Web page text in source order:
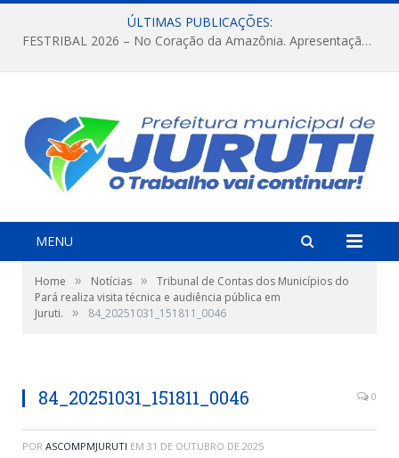
ÚLTIMAS PUBLICAÇÕES:
FESTRIBAL 2026 – No Coração da Amazônia. Apresentação da Munduruku.
MENU
Home » Notícias »
Tribunal de Contas dos Municípios do
Pará realiza visita técnica e audiência pública em
Juruti.
» 84_20251031_151811_0046
84_20251031_151811_0046 0
POR ASCOMPMJURUTI EM 31 DE OUTUBRO DE 2025